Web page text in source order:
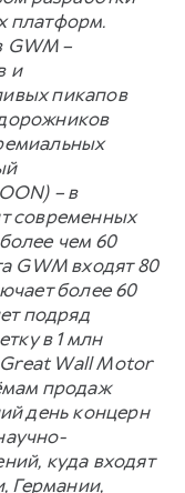
платформ.
–
и
пикапов
– в
современных
чем 60
GWM входят 80
более 60
подряд
в 1 млн
Great Wall Motor
продаж
день концерн
куда входят
Германии,